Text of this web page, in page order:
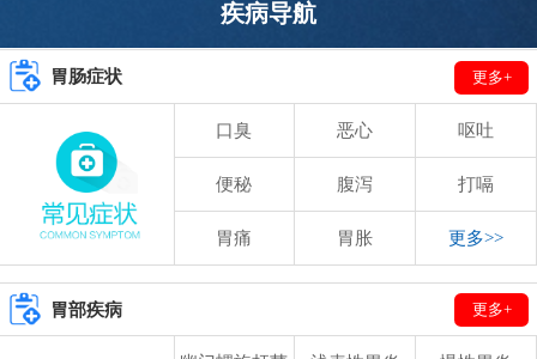
疾病导航
胃肠症状 更多+
口臭 恶心 呕吐
便秘 腹泻 打嗝
胃痛 胃胀 更多>>
胃部疾病 更多+